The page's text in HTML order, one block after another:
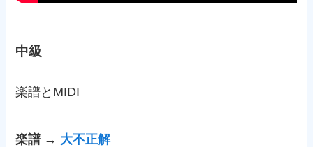
中級
楽譜とMIDI
楽譜 → 大不正解